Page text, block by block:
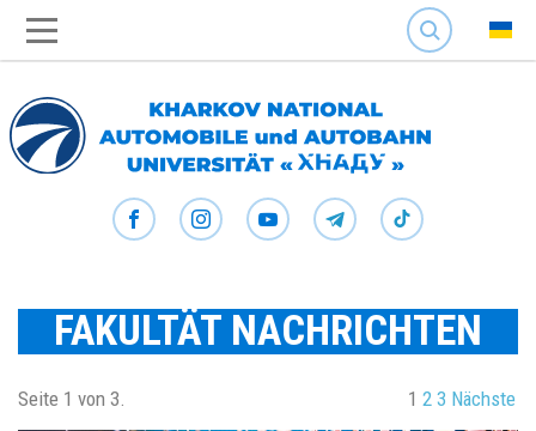
SEARCH
FAKULTÄT NACHRICHTEN
Seite 1 von 3. 1 2 3 Nächste